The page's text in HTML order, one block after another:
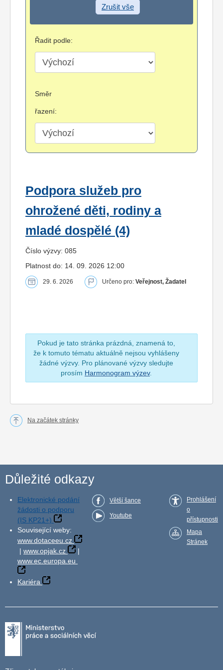
Zrušit vše
Řadit podle:
Směr
řazení:
Podpora služeb pro
ohrožené děti, rodiny a
mladé dospělé (4)
Číslo výzvy: 085
Platnost do: 14. 09. 2026 12:00
29. 6. 2026 Určeno pro: Veřejnost, Žadatel
Pokud je tato stránka prázdná, znamená to,
že k tomuto tématu aktuálně nejsou vyhlášeny
žádné výzvy. Pro plánované výzvy sledujte
prosím Harmonogram výzev.
Na začátek stránky
Důležité odkazy
Elektronické podání
žádosti o podporu
(IS KP21+)
Související weby:
www.dotaceeu.cz
| www.opjak.cz
|
www.ec.europa.eu
Kariéra
Větší šance
Youtube
Prohlášení
o
přístupnosti
Mapa
Stránek